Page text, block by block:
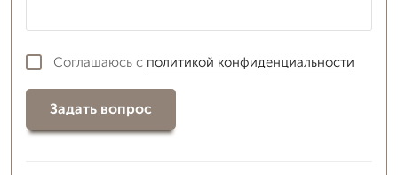
Соглашаюсь с политикой конфиденциальности
Задать вопрос